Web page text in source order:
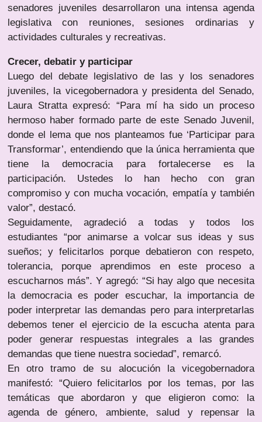
senadores juveniles desarrollaron una intensa agenda
legislativa con reuniones, sesiones ordinarias y
actividades culturales y recreativas.
Crecer, debatir y participar
Luego del debate legislativo de las y los senadores
juveniles, la vicegobernadora y presidenta del Senado,
Laura Stratta expresó: “Para mí ha sido un proceso
hermoso haber formado parte de este Senado Juvenil,
donde el lema que nos planteamos fue ‘Participar para
Transformar’, entendiendo que la única herramienta que
tiene la democracia para fortalecerse es la
participación. Ustedes lo han hecho con gran
compromiso y con mucha vocación, empatía y también
valor”, destacó.
Seguidamente, agradeció a todas y todos los
estudiantes “por animarse a volcar sus ideas y sus
sueños; y felicitarlos porque debatieron con respeto,
tolerancia, porque aprendimos en este proceso a
escucharnos más”. Y agregó: “Si hay algo que necesita
la democracia es poder escuchar, la importancia de
poder interpretar las demandas pero para interpretarlas
debemos tener el ejercicio de la escucha atenta para
poder generar respuestas integrales a las grandes
demandas que tiene nuestra sociedad”, remarcó.
En otro tramo de su alocución la vicegobernadora
manifestó: “Quiero felicitarlos por los temas, por las
temáticas que abordaron y que eligieron como: la
agenda de género, ambiente, salud y repensar la